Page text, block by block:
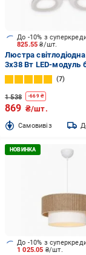
825.55₴/шт.
Люстра світлодіодна
3x38 Вт LED-модуль
ARDERO AL6153ARD
7
1 538 -669₴
869 ₴/шт.
Cамовивіз
1 025.05 ₴/шт.